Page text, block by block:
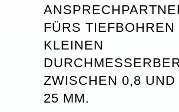
FÜRS TIEFBOHREN
KLEINEN
ZWISCHEN 0,8 UND
25 MM.